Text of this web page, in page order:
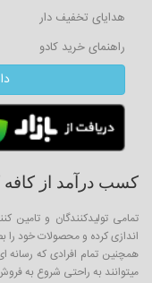
هدایای تخفیف دار
راهنمای خرید کادو
کسب درآمد از کافه
تمامی تولیدکنندگان و تامین
اندازی کرده و محصولات خود
همچنین تمام افرادی که رسانه
میتوانند به راحتی شروع به